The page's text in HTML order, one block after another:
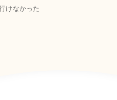
けなかった